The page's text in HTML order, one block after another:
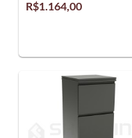
R$1.164,00